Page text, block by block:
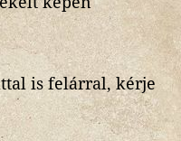
is felárral, kérje